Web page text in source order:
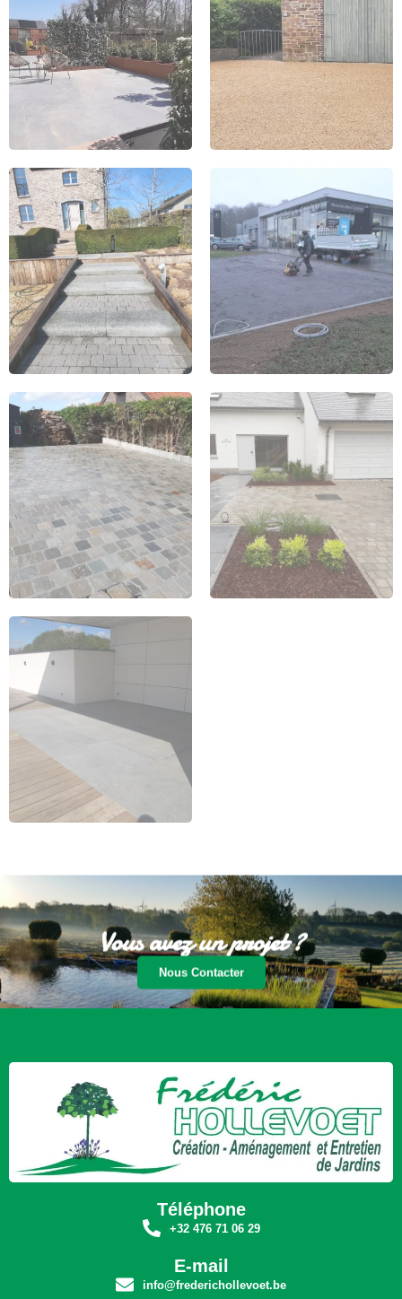
Vous avez un projet ?
Nous Contacter
Téléphone
+32 476 71 06 29
E-mail
info@frederichollevoet.be